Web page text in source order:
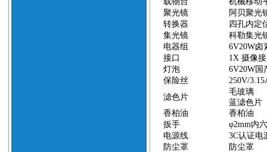
聚光镜
阿贝聚光
转换器
四孔内定
集光镜
科勒集光
电器组
6V20W卤
接口
1X摄像
灯泡
6V20W国
保险丝
250V/
滤色片
毛玻璃
蓝滤色片
香柏油
香柏油
扳手
φ2mm内
电源线
3C认证电
防尘罩
防尘罩